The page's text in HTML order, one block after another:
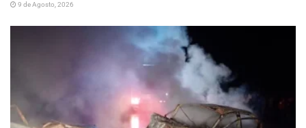
9 de Agosto, 2026